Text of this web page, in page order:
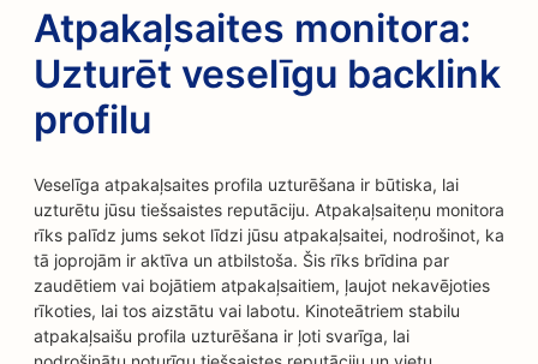
Atpakaļsaites monitora:
Uzturēt veselīgu backlink
profilu
Veselīga atpakaļsaites profila uzturēšana ir būtiska, lai
uzturētu jūsu tiešsaistes reputāciju. Atpakaļsaiteņu monitora
rīks palīdz jums sekot līdzi jūsu atpakaļsaitei, nodrošinot, ka
tā joprojām ir aktīva un atbilstoša. Šis rīks brīdina par
zaudētiem vai bojātiem atpakaļsaitiem, ļaujot nekavējoties
rīkoties, lai tos aizstātu vai labotu. Kinoteātriem stabilu
atpakaļsaišu profila uzturēšana ir ļoti svarīga, lai